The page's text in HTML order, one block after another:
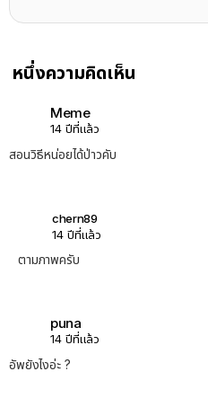
หนึ่งความคิดเห็น
Meme
14 ปีที่แล้ว
สอนวิธีหน่อยได้ป่าวคับ
chern89
14 ปีที่แล้ว
ตามภาพครับ
puna
14 ปีที่แล้ว
อัพยังไงอ่ะ ?